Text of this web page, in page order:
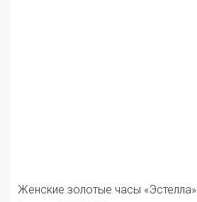
Женские золотые часы «Эстелла»